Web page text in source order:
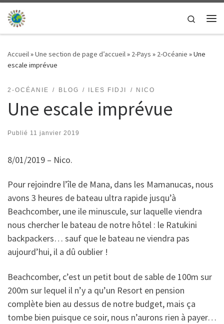
Passer au contenu
Search
Accueil»Une section de page d’accueil» 2-Pays » 2-Océanie »Une
escale imprévue
2-OCÉANIE BLOG ILES FIDJI NICO
Une escale imprévue
Publié 11 janvier 2019
8/01/2019 – Nico.
Pour rejoindre l’île de Mana, dans les Mamanucas, nous
avons 3 heures de bateau ultra rapide jusqu’à
Beachcomber, une ile minuscule, sur laquelle viendra
nous chercher le bateau de notre hôtel : le Ratukini
backpackers… sauf que le bateau ne viendra pas
aujourd’hui, il a dû oublier !
Beachcomber, c’est un petit bout de sable de 100m sur
200m sur lequel il n’y a qu’un Resort en pension
complète bien au dessus de notre budget, mais ça
tombe bien puisque ce soir, nous n’aurons rien à payer…